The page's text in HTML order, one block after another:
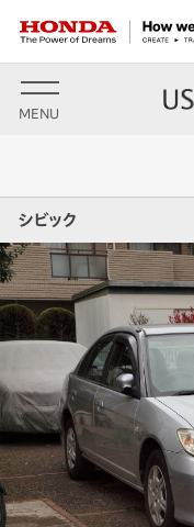
MENU
シビック